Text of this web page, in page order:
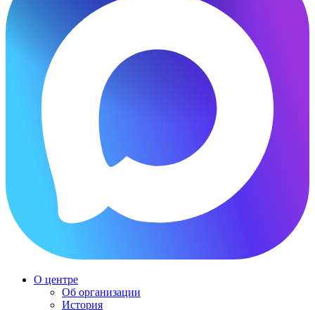
О центре
Об организации
История